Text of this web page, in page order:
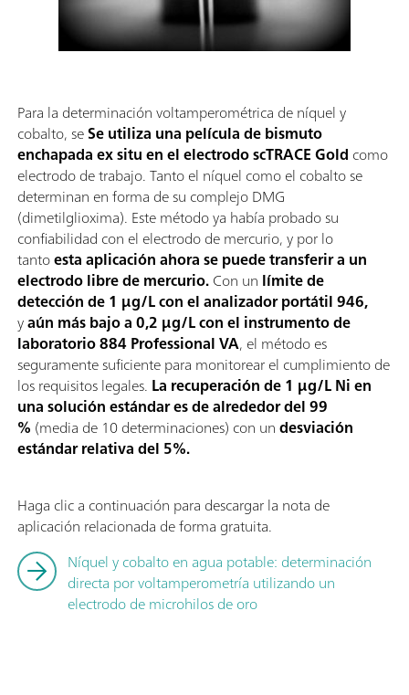
Para la determinación voltamperométrica de níquel y
cobalto, seSe utiliza una película de bismuto
enchapada ex situ en el electrodo scTRACE Gold como
electrodo de trabajo. Tanto el níquel como el cobalto se
determinan en forma de su complejo DMG
(dimetilglioxima). Este método ya había probado su
confiabilidad con el electrodo de mercurio, y por lo
tantoesta aplicación ahora se puede transferir a un
electrodo libre de mercurio.Con un límite de
detección de 1 µg/L con el analizador portátil 946,
yaún más bajo a 0,2 µg/L con el instrumento de
laboratorio 884 Professional VA, el método es
seguramente suficiente para monitorear el cumplimiento de
los requisitos legales. La recuperación de 1 µg/L Ni en
una solución estándar es de alrededor del 99
% (media de 10 determinaciones) con undesviación
estándar relativa del 5%.
Haga clic a continuación para descargar la nota de
aplicación relacionada de forma gratuita.
Níquel y cobalto en agua potable: determinación
directa por voltamperometría utilizando un
electrodo de microhilos de oro